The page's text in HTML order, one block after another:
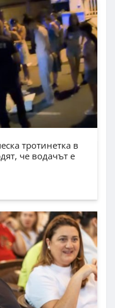
тротинетка в
че водачът е